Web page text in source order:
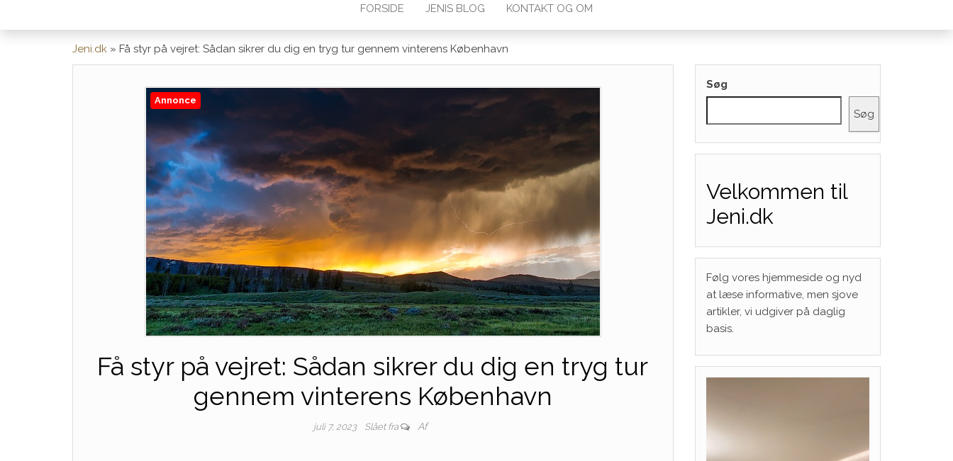
FORSIDE JENIS BLOG KONTAKT OG OM
Jeni.dk » Få styr på vejret: Sådan sikrer du dig en tryg tur gennem vinterens København
Annonce
Få styr på vejret: Sådan sikrer du dig en tryg tur
gennem vinterens København
juli 7, 2023 Slået fra Af
Søg
Søg
Velkommen til
Jeni.dk
Følg vores hjemmeside og nyd
at læse informative, men sjove
artikler, vi udgiver på daglig
basis.